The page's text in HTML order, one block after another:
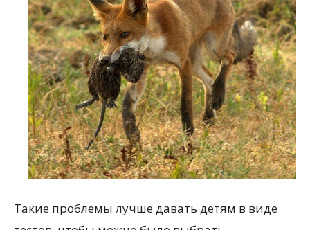
Такие проблемы лучше давать детям в виде